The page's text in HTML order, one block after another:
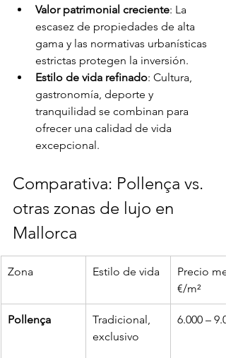
Valor patrimonial creciente: La
escasez de propiedades de alta
gama y las normativas urbanísticas
estrictas protegen la inversión.
Estilo de vida refinado: Cultura,
gastronomía, deporte y
tranquilidad se combinan para
ofrecer una calidad de vida
excepcional.
Comparativa: Pollença vs.
otras zonas de lujo en
Mallorca
Zona Estilo de vida
Precio
€/m²
Pollença
Tradicional,
exclusivo
6.000 –